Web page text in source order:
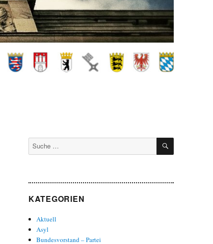
Suche
nach:
SUCHEN
KATEGORIEN
Aktuell
Asyl
Bundesvorstand – Partei